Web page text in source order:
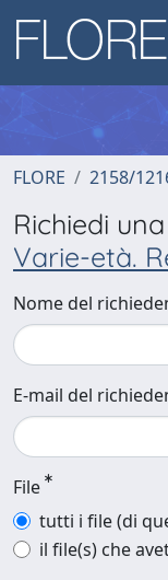
FLORE 2158/
Richiedi
Varie-età.
Nome del
E-mail del
File
tutti i file (di
il file(s) che